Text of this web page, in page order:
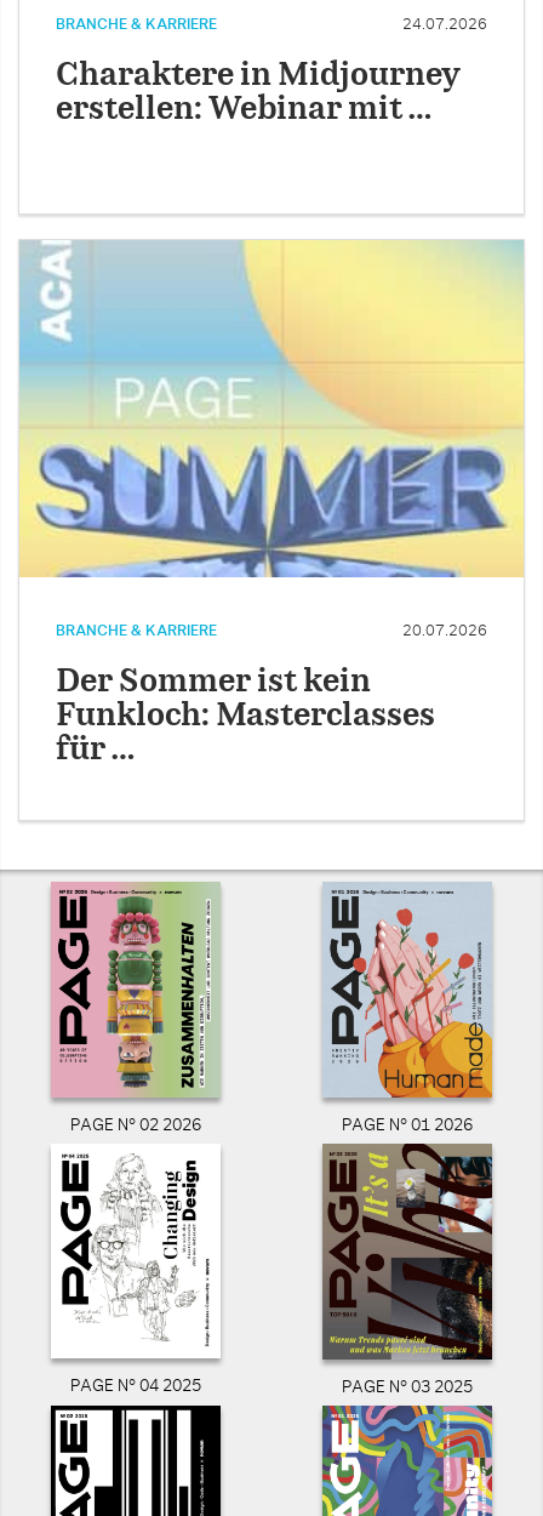
BRANCHE & KARRIERE 24.07.2026
Charaktere in Midjourney
erstellen: Webinar mit …
BRANCHE & KARRIERE 20.07.2026
Der Sommer ist kein
Funkloch: Masterclasses
für …
PAGE N° 02 2026 PAGE N° 01 2026
PAGE N° 04 2025 PAGE N° 03 2025